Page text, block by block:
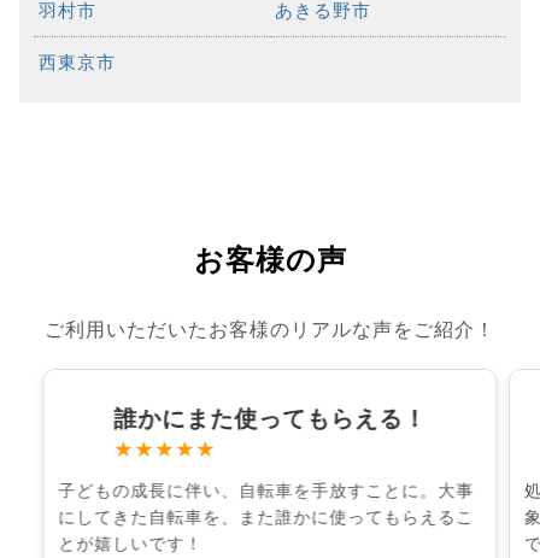
羽村市 あきる野市
西東京市
お客様の声
ご利用いただいたお客様のリアルな声をご紹介！
誰かにまた使ってもらえる！
★★★★★
子どもの成長に伴い、自転車を手放すことに。大事
にしてきた自転車を、また誰かに使ってもらえるこ
とが嬉しいです！